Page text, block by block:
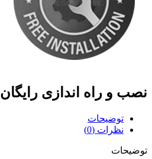
نصب و راه اندازی رایگان
توضیحات
نظرات (0)
توضیحات